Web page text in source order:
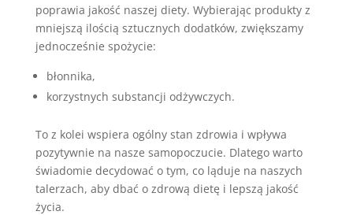
poprawia jakość naszej diety. Wybierając produkty z
mniejszą ilością sztucznych dodatków, zwiększamy
jednocześnie spożycie:
błonnika,
korzystnych substancji odżywczych.
To z kolei wspiera ogólny stan zdrowia i wpływa
pozytywnie na nasze samopoczucie. Dlatego warto
świadomie decydować o tym, co ląduje na naszych
talerzach, aby dbać o zdrową dietę i lepszą jakość
życia.